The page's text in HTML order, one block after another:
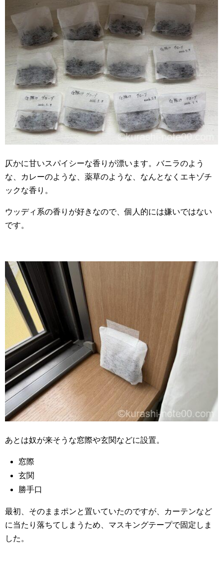
仄かに甘いスパイシーな香りが漂います。バニラのよう
な、カレーのような、薬草のような、なんとなくエキゾチ
ックな香り。
ウッディ系の香りが好きなので、個人的には嫌いではない
です。
あとは奴が来そうな窓際や玄関などに設置。
窓際
玄関
勝手口
最初、そのままポンと置いていたのですが、カーテンなど
に当たり落ちてしまうため、マスキングテープで固定しま
した。